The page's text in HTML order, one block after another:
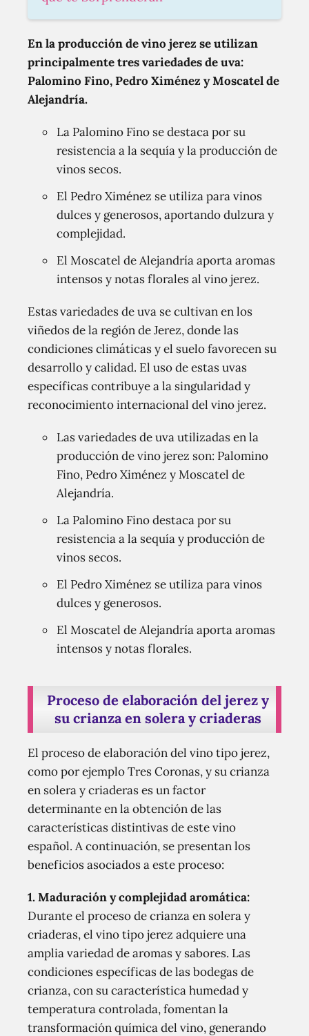
En la producción de vino jerez se utilizan
principalmente tres variedades de uva:
Palomino Fino, Pedro Ximénez y Moscatel de
Alejandría.
La Palomino Fino se destaca por su
resistencia a la sequía y la producción de
vinos secos.
El Pedro Ximénez se utiliza para vinos
dulces y generosos, aportando dulzura y
complejidad.
El Moscatel de Alejandría aporta aromas
intensos y notas florales al vino jerez.
Estas variedades de uva se cultivan en los
viñedos de la región de Jerez, donde las
condiciones climáticas y el suelo favorecen su
desarrollo y calidad. El uso de estas uvas
específicas contribuye a la singularidad y
reconocimiento internacional del vino jerez.
Las variedades de uva utilizadas en la
producción de vino jerez son: Palomino
Fino, Pedro Ximénez y Moscatel de
Alejandría.
La Palomino Fino destaca por su
resistencia a la sequía y producción de
vinos secos.
El Pedro Ximénez se utiliza para vinos
dulces y generosos.
El Moscatel de Alejandría aporta aromas
intensos y notas florales.
Proceso de elaboración del jerez y
su crianza en solera y criaderas
El proceso de elaboración del vino tipo jerez,
como por ejemplo Tres Coronas, y su crianza
en solera y criaderas es un factor
determinante en la obtención de las
características distintivas de este vino
español. A continuación, se presentan los
beneficios asociados a este proceso:
1. Maduración y complejidad aromática:
Durante el proceso de crianza en solera y
criaderas, el vino tipo jerez adquiere una
amplia variedad de aromas y sabores. Las
condiciones específicas de las bodegas de
crianza, con su característica humedad y
temperatura controlada, fomentan la
transformación química del vino, generando